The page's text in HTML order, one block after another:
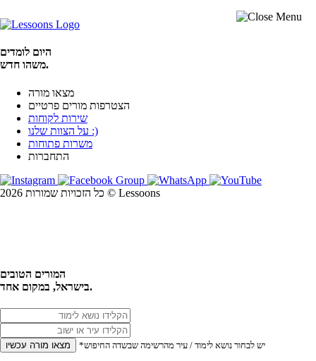
היום לומדים
משהו חדש.
מצאו מורה
הצטרפות מורים פרטיים
שירות לקוחות
על הצוות שלנו :)
משרות פתוחות
התחברות
כל הזכויות שמורות 2026 © Lessoons
המורים הטובים
בישראל, במקום אחד.
מצאו מורה עכשיו *יש לבחור נושא לימוד / עיר מהרשימה שבשדה החיפוש